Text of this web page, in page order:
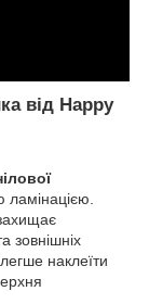
від Happy
ламінацією.
зовнішніх
наклеїти